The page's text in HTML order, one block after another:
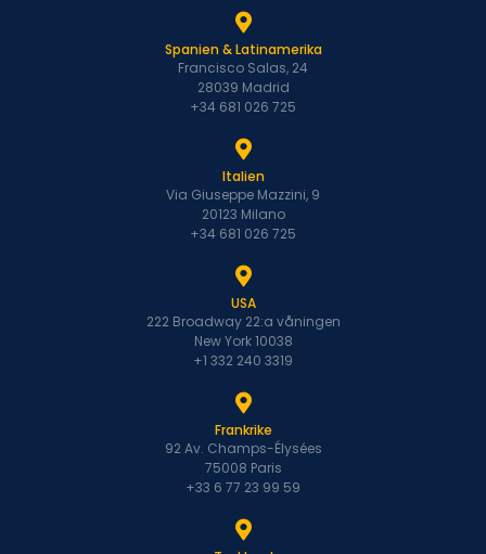
Spanien & Latinamerika
Francisco Salas, 24
28039 Madrid
+34 681 026 725
Italien
Via Giuseppe Mazzini, 9
20123 Milano
+34 681 026 725
USA
222 Broadway 22:a våningen
New York 10038
+1 332 240 3319
Frankrike
92 Av. Champs-Élysées
75008 Paris
+33 6 77 23 99 59